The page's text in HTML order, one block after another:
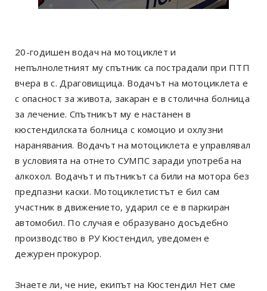
20-годишен водач на мотоциклет и
непълнолетният му спътник са пострадали при ПТП
вчера в с. Драговищица. Водачът на мотоциклета е
с опасност за живота, закаран е в столична болница
за лечение. Спътникът му е настанен в
кюстендилската болница с комоцио и охлузни
наранявания. Водачът на мотоциклета е управлявал
в условията на отнето СУМПС заради употреба на
алкохол. Водачът и пътникът са били на мотора без
предпазни каски. Мотоциклетистът е бил сам
участник в движението, ударил се е в паркиран
автомобил. По случая е образувано досъдебно
производство в РУ Кюстендил, уведомен е
дежурен прокурор.
Знаете ли, че ние, екипът на Кюстендил Нет сме